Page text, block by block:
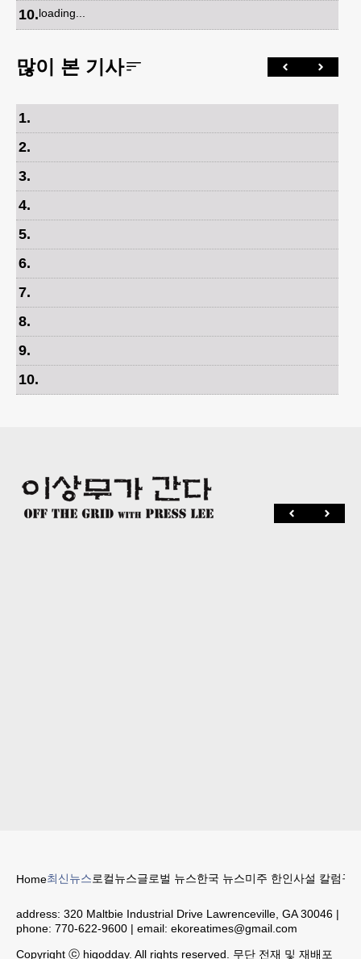
10.loading...
많이 본 기사
1.
2.
3.
4.
5.
6.
7.
8.
9.
10.
Home최신뉴스로컬뉴스글로벌 뉴스한국 뉴스미주 한인사설 칼럼구
address: 320 Maltbie Industrial Drive Lawrenceville, GA 30046 |
phone: 770-622-9600 | email: ekoreatimes@gmail.com
Copyright ⓒ higodday. All rights reserved. 무단 전재 및 재배포